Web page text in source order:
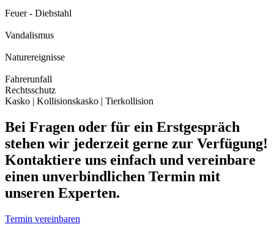
Feuer - Diebstahl
Vandalismus
Naturereignisse
Fahrerunfall
Rechtsschutz
Kasko | Kollisionskasko | Tierkollision
Bei Fragen oder für ein Erstgespräch
stehen wir jederzeit gerne zur Verfügung!
Kontaktiere uns einfach und vereinbare
einen unverbindlichen Termin mit
unseren Experten.
Termin vereinbaren